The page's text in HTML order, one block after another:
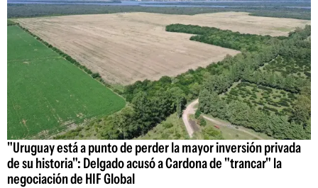
"Uruguay está a punto de perder la mayor inversión privada
de su historia": Delgado acusó a Cardona de "trancar" la
negociación de HIF Global